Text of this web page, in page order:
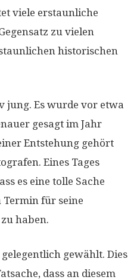
viele erstaunliche
zu vielen
historischen
jung. Es wurde vor etwa
gesagt im Jahr
Entstehung gehört
Eines Tages
es eine tolle Sache
Termin für seine
haben.
gewählt. Dies
dass an diesem